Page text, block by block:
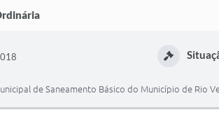
de Saneamento Básico do Município de Rio